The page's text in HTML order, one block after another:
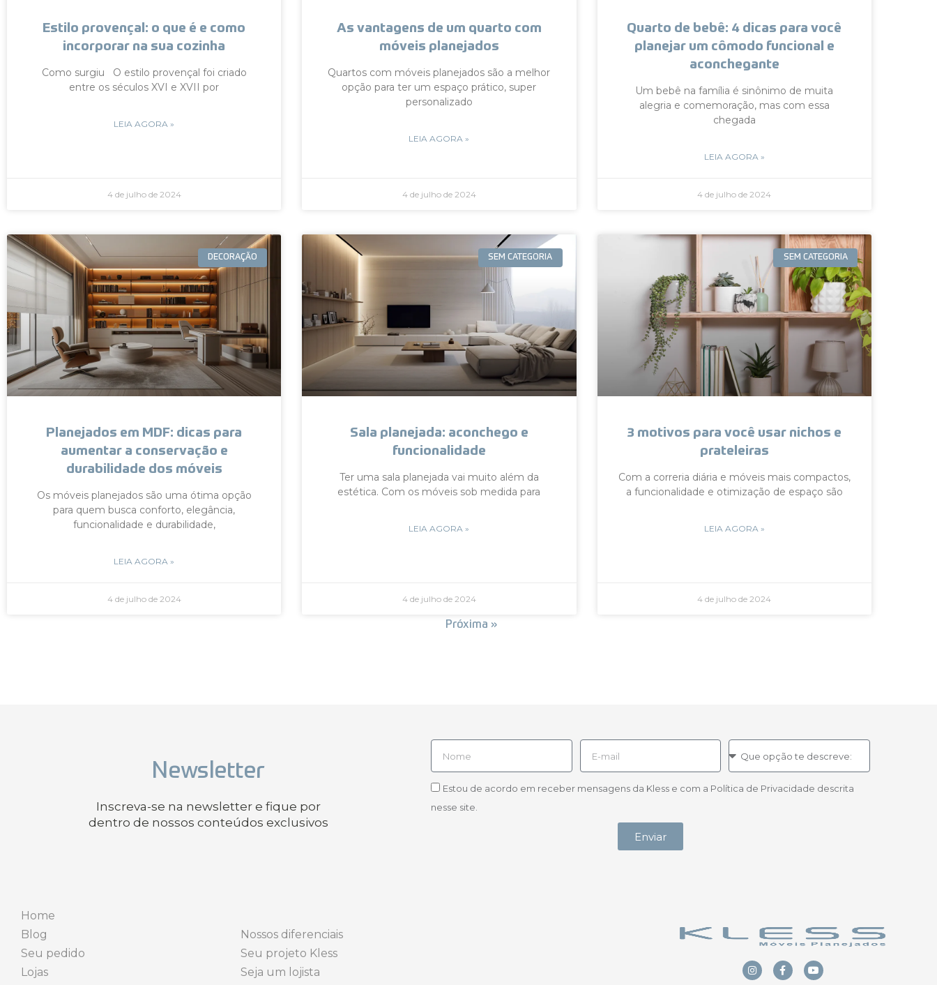
Estilo provençal: o que é e como
incorporar na sua cozinha
Como surgiu O estilo provençal foi criado
entre os séculos XVI e XVII por
LEIA AGORA »
4 de julho de 2024
As vantagens de um quarto com
móveis planejados
Quartos com móveis planejados são a melhor
opção para ter um espaço prático, super
personalizado
LEIA AGORA »
4 de julho de 2024
Quarto de bebê: 4 dicas para você
planejar um cômodo funcional e
aconchegante
Um bebê na família é sinônimo de muita
alegria e comemoração, mas com essa
chegada
LEIA AGORA »
4 de julho de 2024
DECORAÇÃO
Planejados em MDF: dicas para
aumentar a conservação e
durabilidade dos móveis
Os móveis planejados são uma ótima opção
para quem busca conforto, elegância,
funcionalidade e durabilidade,
LEIA AGORA »
4 de julho de 2024
SEM CATEGORIA
Sala planejada: aconchego e
funcionalidade
Ter uma sala planejada vai muito além da
estética. Com os móveis sob medida para
LEIA AGORA »
4 de julho de 2024
SEM CATEGORIA
3 motivos para você usar nichos e
prateleiras
Com a correria diária e móveis mais compactos,
a funcionalidade e otimização de espaço são
LEIA AGORA »
4 de julho de 2024
Próxima »
Newsletter
Inscreva-se na newsletter e fique por
dentro de nossos conteúdos exclusivos
Estou de acordo em receber mensagens da Kless e com a Política de Privacidade descrita
nesse site.
Enviar
Home
Blog
Seu pedido
Lojas
Nossos diferenciais
Seu projeto Kless
Seja um lojista